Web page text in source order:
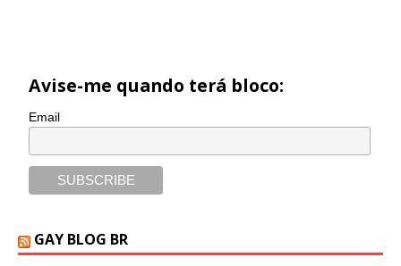
Avise-me quando terá bloco:
Email
GAY BLOG BR